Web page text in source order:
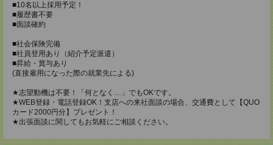
■10名以上採用予定！
■履歴書不要
■面談確約
■社会保険完備
■社員登用あり（紹介予定派遣）
■昇給・賞与あり
(直接雇用になった際の就業先による)
★志望動機は不要！「何となく…」でもOKです。
★WEB登録・電話登録OK！支店への来社面談の場合、交通費として【QUO
カード2000円分】プレゼント！
★出張面談に関してもお気軽にご相談ください。